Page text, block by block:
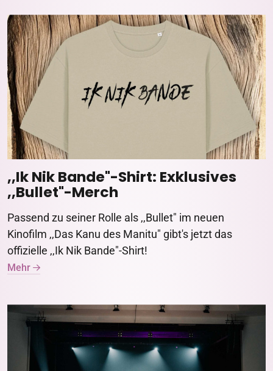
,,Ik Nik Bande"-Shirt: Exklusives
,,Bullet"-Merch
Passend zu seiner Rolle als ,,Bullet" im neuen
Kinofilm ,,Das Kanu des Manitu" gibt's jetzt das
offizielle ,,Ik Nik Bande"-Shirt!
Mehr